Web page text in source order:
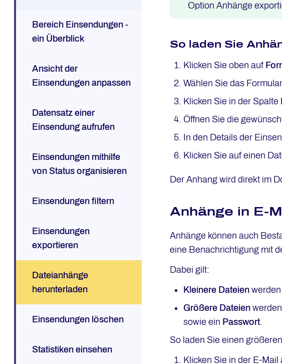
Bereich Einsendungen -
ein Überblick
Ansicht der
Einsendungen anpassen
Datensatz einer
Einsendung aufrufen
Einsendungen mithilfe
von Status organisieren
Einsendungen filtern
Einsendungen
exportieren
Dateianhänge
herunterladen
Einsendungen löschen
Statistiken einsehen
Option Anhänge
So laden Sie
Klicken Sie oben auf
Wählen Sie das
Klicken Sie in der Spalte
Öffnen Sie die
In den Details der
Klicken Sie auf einen
Der Anhang wird direkt im
Anhänge in E-
Anhänge können auch
eine Benachrichtigung mit
Dabei gilt:
Kleinere Dateien
Größere Dateien
sowie ein Passwort.
So laden Sie einen
Klicken Sie in der E-